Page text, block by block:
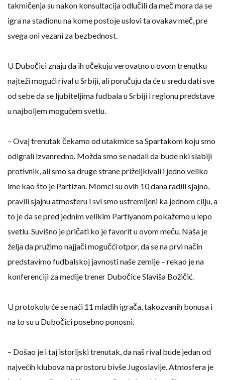
takmičenja su nakon konsultacija odlučili da meč mora da se
igra na stadionu na kome postoje uslovi ta ovakav meč, pre
svega oni vezani za bezbednost.
U Dubočici znaju da ih očekuju verovatno u ovom trenutku
najteži mogući rival u Srbiji, ali poručuju da će u sredu dati sve
od sebe da se ljubiteljima fudbala u Srbiji i regionu predstave
u najboljem mogućem svetlu.
– Ovaj trenutak čekamo od utakmice sa Spartakom koju smo
odigrali izvanredno. Možda smo se nadali da bude nki slabiji
protivnik, ali smo sa druge strane priželjkivali i jedno veliko
ime kao što je Partizan. Momci su ovih 10 dana radili sjajno,
pravili sjajnu atmosferu i svi smo ustremljeni ka jednom cilju, a
to je da se pred jednim velikim Partiyanom pokažemo u lepo
svetlu. Suvišno je pričati ko je favorit u ovom meču. Naša je
želja da pružimo najjači mogučći otpor, da se na prvi način
predstavimo fudbalskoj javnosti naše zemlje – rekao je na
konferenciji za medije trener Dubočice Slaviša Božičić.
U protokolu će se naći 11 mladih igrača, takozvanih bonusa i
na to su u Dubočici posebno ponosni.
– Došao je i taj istorijski trenutak, da naš rival bude jedan od
najvećih klubova na prostoru bivše Jugoslavije. Atmosfera je